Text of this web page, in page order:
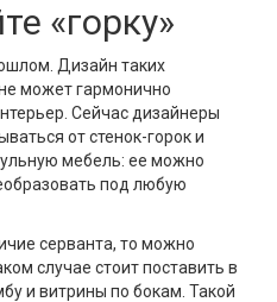
«горку»
Дизайн таких
может гармонично
Сейчас дизайнеры
от стенок-горок и
мебель: ее можно
под любую
серванта, то можно
случае стоит поставить в
и витрины по бокам. Такой